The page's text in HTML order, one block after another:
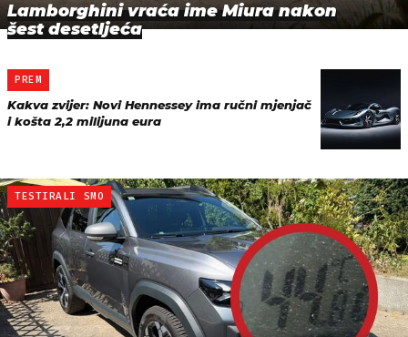
Lamborghini vraća ime Miura nakon
šest desetljeća
PREM
Kakva zvijer: Novi Hennessey ima ručni mjenjač
i košta 2,2 milijuna eura
TESTIRALI SMO